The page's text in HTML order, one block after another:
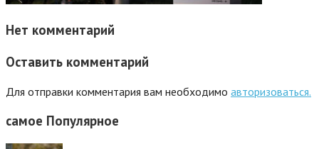
Нет комментарий
Оставить комментарий
Для отправки комментария вам необходимо авторизоваться.
самое Популярное